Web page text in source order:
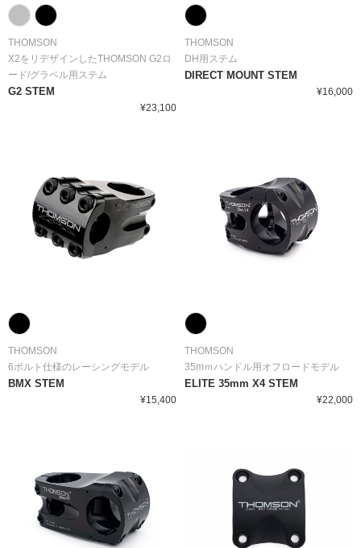
THOMSON
X2をリデザインしたTHOMSON G2ロ
ード/グラベル用ステム
G2 STEM
¥23,100
THOMSON
DH用ステム
DIRECT MOUNT STEM
¥16,000
THOMSON
6ボルト仕様のレーシングモデル
BMX STEM
¥15,400
THOMSON
35mｍハンドル用オフロードモデル
ELITE 35mm X4 STEM
¥22,000